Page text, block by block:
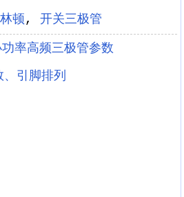
顿, 开关三极管
功率高频三极管参数
引脚排列